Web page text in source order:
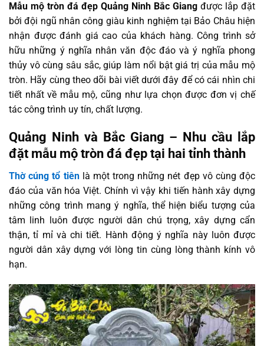
Mẫu mộ tròn đá đẹp Quảng Ninh Bắc Giang được lắp đặt
bởi đội ngũ nhân công giàu kinh nghiệm tại Bảo Châu hiện
nhận được đánh giá cao của khách hàng. Công trình sở
hữu những ý nghĩa nhân văn độc đáo và ý nghĩa phong
thủy vô cùng sâu sắc, giúp làm nổi bật giá trị của mẫu mộ
tròn. Hãy cùng theo dõi bài viết dưới đây để có cái nhìn chi
tiết nhất về mẫu mộ, cũng như lựa chọn được đơn vị chế
tác công trình uy tín, chất lượng.
Quảng Ninh và Bắc Giang – Nhu cầu lắp
đặt mẫu mộ tròn đá đẹp tại hai tỉnh thành
Thờ cúng tổ tiênlà một trong những nét đẹp vô cùng độc
đáo của văn hóa Việt. Chính vì vậy khi tiến hành xây dựng
những công trình mang ý nghĩa, thể hiện biểu tượng của
tâm linh luôn được người dân chú trọng, xây dựng cẩn
thận, tỉ mỉ và chi tiết. Hành động ý nghĩa này luôn được
người dân xây dựng với lòng tin cùng lòng thành kính vô
hạn.